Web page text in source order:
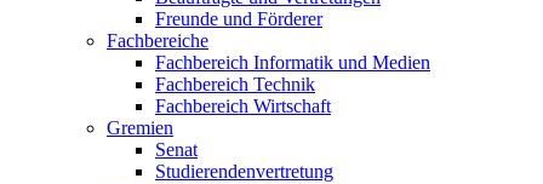
Freunde und Förderer
Fachbereiche
Fachbereich Informatik und Medien
Fachbereich Technik
Fachbereich Wirtschaft
Gremien
Senat
Studierendenvertretung